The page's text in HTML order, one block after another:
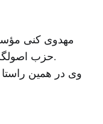
مهدوی کنی
حزب اصولگرای ایران و نیز دبیر کل این نهاد بود.
وی در همین